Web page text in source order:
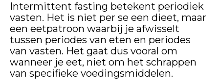
Intermittent fasting betekent periodiek
vasten. Het is niet per se een dieet, maar
een eetpatroon waarbij je afwisselt
tussen periodes van eten en periodes
van vasten. Het gaat dus vooral om
wanneer je eet, niet om het schrappen
van specifieke voedingsmiddelen.